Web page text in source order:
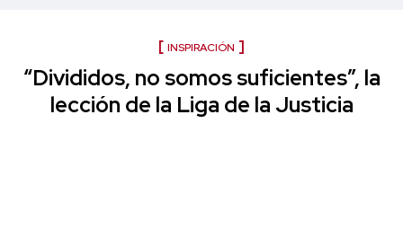
INSPIRACIÓN
“Divididos, no somos suficientes”, la
lección de la Liga de la Justicia